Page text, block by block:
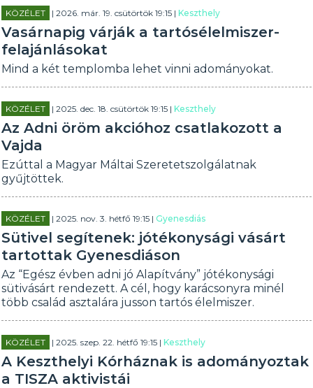
KÖZÉLET | 2026. már. 19. csütörtök 19:15 |Keszthely
Vasárnapig várják a tartósélelmiszer-
felajánlásokat
Mind a két templomba lehet vinni adományokat.
KÖZÉLET | 2025. dec. 18. csütörtök 19:15 |Keszthely
Az Adni öröm akcióhoz csatlakozott a
Vajda
Ezúttal a Magyar Máltai Szeretetszolgálatnak
gyűjtöttek.
KÖZÉLET | 2025. nov. 3. hétfő 19:15 |Gyenesdiás
Sütivel segítenek: jótékonysági vásárt
tartottak Gyenesdiáson
Az “Egész évben adni jó Alapítvány” jótékonysági
sütivásárt rendezett. A cél, hogy karácsonyra minél
több család asztalára jusson tartós élelmiszer.
KÖZÉLET | 2025. szep. 22. hétfő 19:15 |Keszthely
A Keszthelyi Kórháznak is adományoztak
a TISZA aktivistái